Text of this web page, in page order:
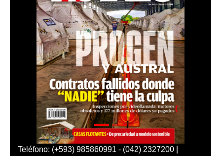
Teléfono: (+593) 985860991 - (042) 2327200 |